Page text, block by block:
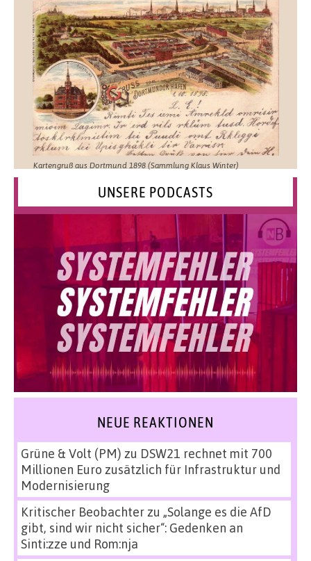
Kartengruß aus Dortmund 1898 (Sammlung Klaus Winter)
UNSERE PODCASTS
NEUE REAKTIONEN
Grüne & Volt (PM) zu DSW21 rechnet mit 700
Millionen Euro zusätzlich für Infrastruktur und
Modernisierung
Kritischer Beobachterzu „Solange es die AfD
gibt, sind wir nicht sicher“: Gedenken an
Sinti:zze und Rom:nja